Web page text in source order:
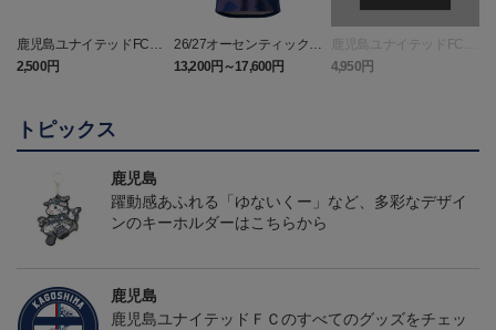
鹿児島ユナイテッドFC
バクーダ タオルマフラ
ー
2,500円
26/27オーセンティックユ
ニフォーム（FP1st）
13,200円～17,600円
鹿児島ユナイテッドFC
バクーダ Tシャツ BLACK
4,950円
トピックス
鹿児島
躍動感あふれる「ゆないくー」など、多彩なデザイ
ンのキーホルダーはこちらから
鹿児島
鹿児島ユナイテッドＦＣのすべてのグッズをチェッ